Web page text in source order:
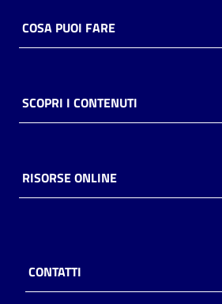
Archivio
Decentrate
lettura
COSA PUOI FARE
SCOPRI I CONTENUTI
RISORSE ONLINE
CONTATTI